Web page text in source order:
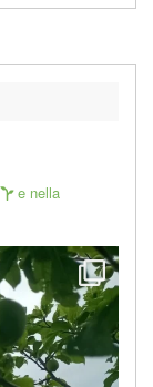
e nella